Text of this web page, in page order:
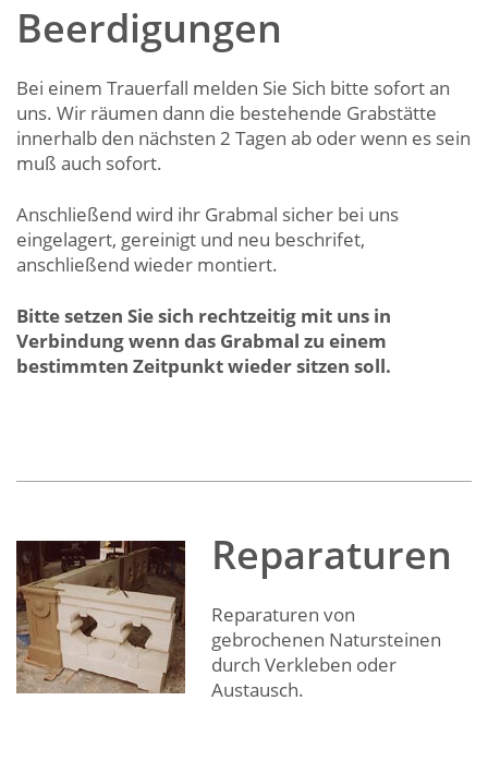
Beerdigungen
Bei einem Trauerfall melden Sie Sich bitte sofort an
uns. Wir räumen dann die bestehende Grabstätte
innerhalb den nächsten 2 Tagen ab oder wenn es sein
muß auch sofort.
Anschließend wird ihr Grabmal sicher bei uns
eingelagert, gereinigt und neu beschrifet,
anschließend wieder montiert.
Bitte setzen Sie sich rechtzeitig mit uns in
Verbindung wenn das Grabmal zu einem
bestimmten Zeitpunkt wieder sitzen soll.
Reparaturen
Reparaturen von
gebrochenen Natursteinen
durch Verkleben oder
Austausch.